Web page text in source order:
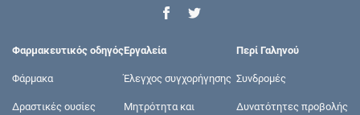
Φαρμακευτικός οδηγός
Φάρμακα
Δραστικές ουσίες
Εργαλεία
Έλεγχος συγχορήγησης
Μητρότητα και
Περί Γαληνού
Συνδρομές
Δυνατότητες προβολής